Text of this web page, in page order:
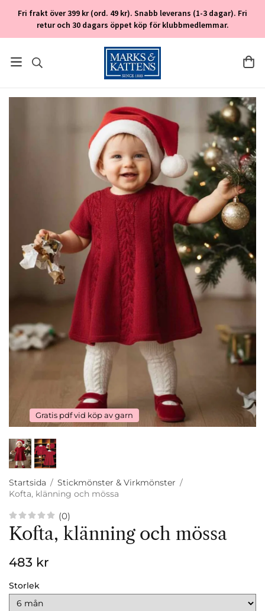
Fri frakt över 399 kr (ord. 49 kr). Snabb leverans (1-3 dagar). Fri
retur och 30 dagars öppet köp för klubbmedlemmar.
Gratis pdf vid köp av garn
Startsida / Stickmönster & Virkmönster /
Kofta, klänning och mössa
(0)
Kofta, klänning och mössa
483 kr
Storlek